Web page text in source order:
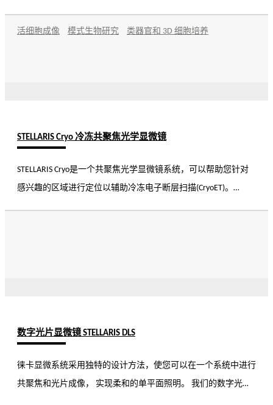
活细胞成像 模式生物研究 类器官和 3D 细胞培养
STELLARIS Cryo 冷冻共聚焦光学显微镜
STELLARIS Cryo是一个共聚焦光学显微镜系统，可以帮助您针对
感兴趣的区域进行定位以辅助冷冻电子断层扫描(CryoET)。
数字光片显微镜 STELLARIS DLS
徕卡显微系统采用独特的设计方法，使您可以在一个系统中进行
共聚焦和光片成像， 实现柔和的单平面照明。 我们的数字光片